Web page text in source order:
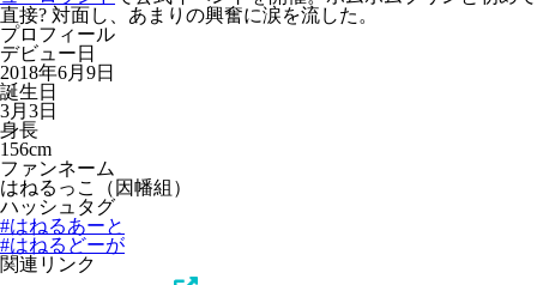
直接? 対面し、あまりの興奮に涙を流した。
プロフィール
デビュー日
2018年6月9日
誕生日
3月3日
身長
156cm
ファンネーム
はねるっこ（因幡組）
ハッシュタグ
#はねるあーと
#はねるどーが
関連リンク